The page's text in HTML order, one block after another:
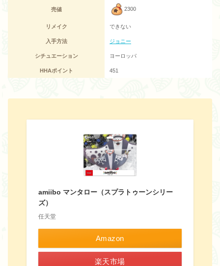
売値 2300
リメイク できない
入手方法 ジョニー
シチュエーション ヨーロッパ
HHAポイント 451
amiibo マンタロー（スプラトゥーンシリー
ズ）
任天堂
Amazon
楽天市場